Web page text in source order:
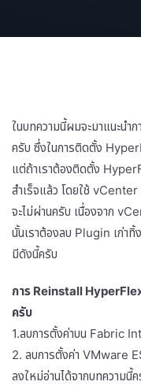
ในบทความนี้ผมจะมาแนะน
ครับ ซึ่งในการติดตั้ง
แต่ถ้าเราต้องติดตั้ง
สำเร็จแล้ว โดยใช้
จะไม่ผ่านครับ เนื่องจาก
นั้นเราต้องลบ Plugin เก่าทิ้
มีดังนี้ครับ
การ Reinstall
ครับ
1.ลบการตั้งค่าบน Fabric
2. ลบการตั้งค่า VMware
ลงใหม่อ่านได้จากบทความนี้ค